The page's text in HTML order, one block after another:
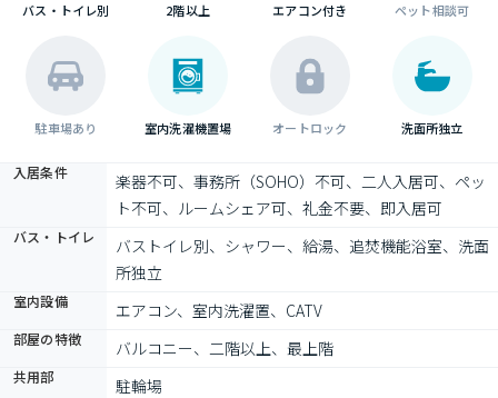
バス・トイレ別 2階以上 エアコン付き ペット相談可
駐車場あり 室内洗濯機置場 オートロック 洗面所独立
入居条件
楽器不可、事務所（SOHO）不可、二人入居可、ペッ
ト不可、ルームシェア可、礼金不要、即入居可
バス・トイレ
バストイレ別、シャワー、給湯、追焚機能浴室、洗面
所独立
室内設備 エアコン、室内洗濯置、CATV
部屋の特徴 バルコニー、二階以上、最上階
共用部 駐輪場